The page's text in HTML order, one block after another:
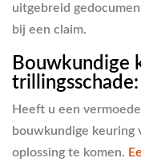
uitgebreid
bij een claim.
Bouwkundige
Heeft u een
bouwkundige keuring
oplossing te komen.